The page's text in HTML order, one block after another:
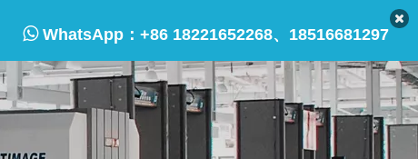
WhatsApp： +86 18221652268、18516681297